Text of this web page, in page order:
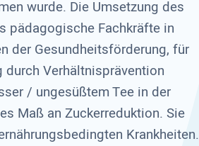
wurde. Die Umsetzung des
pädagogische Fachkräfte in
der Gesundheitsförderung, für
Verhältnisprävention
/ ungesüßtem Tee in der
Maß an Zuckerreduktion. Sie
Krankheiten.